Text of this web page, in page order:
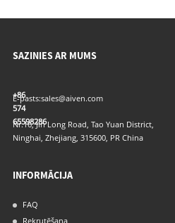
SAZINIES AR MUMS
+86
574
65598286
E-pasts:sales@aiven.com
Nr.16, Jin Long Road, Tao Yuan District,
Ninghai, Zhejiang, 315600, PR China
INFORMĀCIJA
FAQ
Rekrutēšana